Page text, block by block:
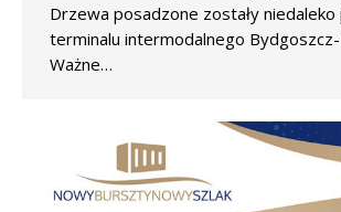
Drzewa posadzone zostały
terminalu intermodalnego Bydgoszcz-
Ważne…